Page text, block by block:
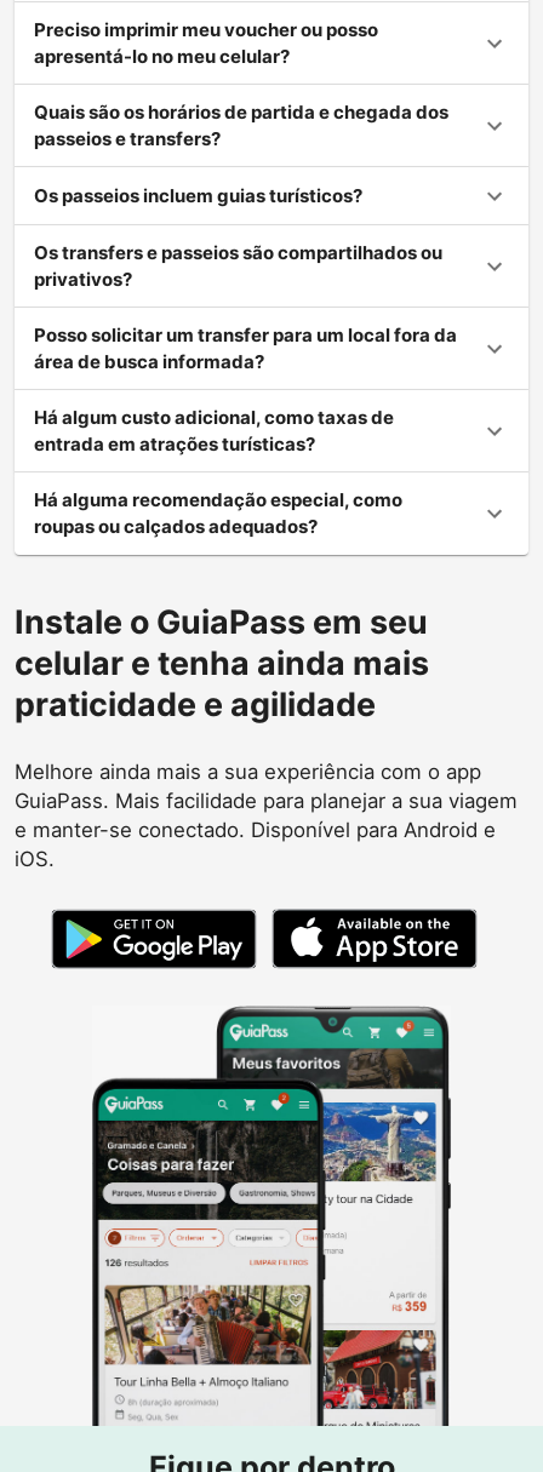
Preciso imprimir meu voucher ou posso
apresentá-lo no meu celular?
Quais são os horários de partida e chegada dos
passeios e transfers?
Os passeios incluem guias turísticos?
Os transfers e passeios são compartilhados ou
privativos?
Posso solicitar um transfer para um local fora da
área de busca informada?
Há algum custo adicional, como taxas de
entrada em atrações turísticas?
Há alguma recomendação especial, como
roupas ou calçados adequados?
Instale o GuiaPass em seu
celular e tenha ainda mais
praticidade e agilidade
Melhore ainda mais a sua experiência com o app
GuiaPass. Mais facilidade para planejar a sua viagem
e manter-se conectado. Disponível para Android e
iOS.